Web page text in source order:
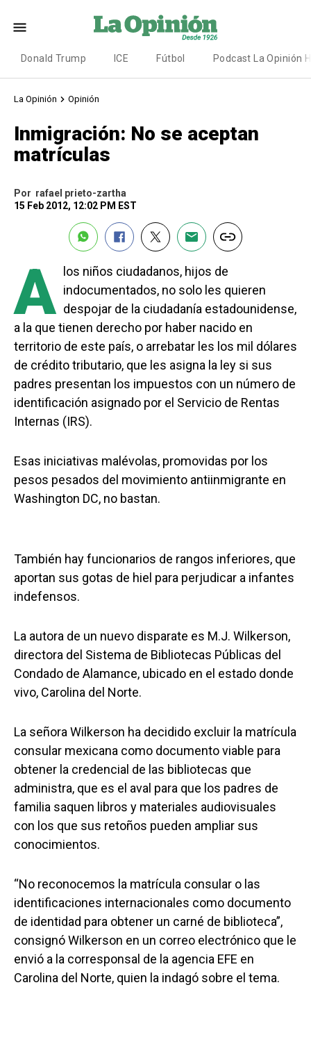
Donald Trump ICE Fútbol Podcast La Opinión
La Opinión Opinión
Inmigración: No se aceptan
matrículas
Por rafael prieto-zartha
15 Feb 2012, 12:02 PM EST
A
los niños ciudadanos, hijos de
indocumentados, no solo les quieren
despojar de la ciudadanía estadounidense,
a la que tienen derecho por haber nacido en
territorio de este país, o arrebatar les los mil dólares
de crédito tributario, que les asigna la ley si sus
padres presentan los impuestos con un número de
identificación asignado por el Servicio de Rentas
Internas (IRS).
Esas iniciativas malévolas, promovidas por los
pesos pesados del movimiento antiinmigrante en
Washington DC, no bastan.
También hay funcionarios de rangos inferiores, que
aportan sus gotas de hiel para perjudicar a infantes
indefensos.
La autora de un nuevo disparate es M.J. Wilkerson,
directora del Sistema de Bibliotecas Públicas del
Condado de Alamance, ubicado en el estado donde
vivo, Carolina del Norte.
La señora Wilkerson ha decidido excluir la matrícula
consular mexicana como documento viable para
obtener la credencial de las bibliotecas que
administra, que es el aval para que los padres de
familia saquen libros y materiales audiovisuales
con los que sus retoños pueden ampliar sus
conocimientos.
“No reconocemos la matrícula consular o las
identificaciones internacionales como documento
de identidad para obtener un carné de biblioteca”,
consignó Wilkerson en un correo electrónico que le
envió a la corresponsal de la agencia EFE en
Carolina del Norte, quien la indagó sobre el tema.